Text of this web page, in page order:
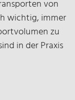
von
wichtig, immer
zu
in der Praxis